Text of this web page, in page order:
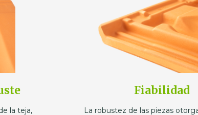
la teja,
Fiabilidad
La robustez de las piezas